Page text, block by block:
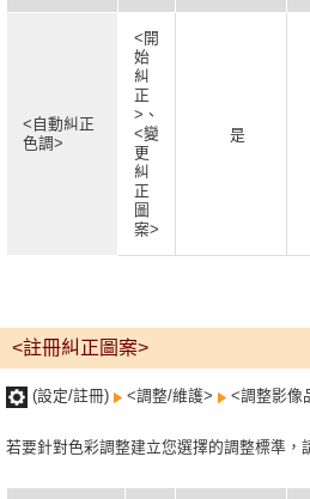
<自動糾正
色調>
<開
始
糾
正
>、
<變
更
糾
正
圖
案>
是
<註冊糾正圖案>
(設定/註冊) <調整/維護> <調整影像
若要針對色彩調整建立您選擇的調整標準，